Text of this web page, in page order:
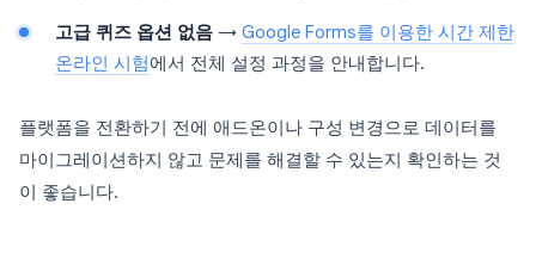
고급 퀴즈 옵션 없음 → Google Forms를 이용한 시간 제한
온라인 시험에서 전체 설정 과정을 안내합니다.
플랫폼을 전환하기 전에 애드온이나 구성 변경으로 데이터를
마이그레이션하지 않고 문제를 해결할 수 있는지 확인하는 것
이 좋습니다.